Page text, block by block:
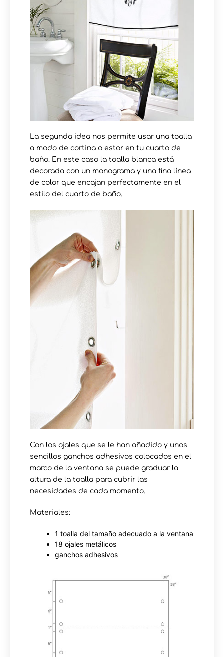
La segunda idea nos permite usar una toalla
a modo de cortina o estor en tu cuarto de
baño. En este caso la toalla blanca está
decorada con un monograma y una fina línea
de color que encajan perfectamente en el
estilo del cuarto de baño.
Con los ojales que se le han añadido y unos
sencillos ganchos adhesivos colocados en el
marco de la ventana se puede graduar la
altura de la toalla para cubrir las
necesidades de cada momento.
Materiales:
1 toalla del tamaño adecuado a la ventana
18 ojales metálicos
ganchos adhesivos